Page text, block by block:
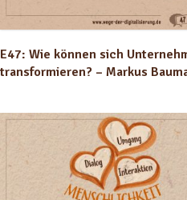
E47: Wie können sich
transformieren? – Markus